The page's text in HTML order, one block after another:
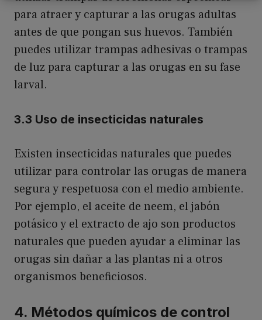
para atraer y capturar a las orugas adultas
antes de que pongan sus huevos. También
puedes utilizar trampas adhesivas o trampas
de luz para capturar a las orugas en su fase
larval.
3.3 Uso de insecticidas naturales
Existen insecticidas naturales que puedes
utilizar para controlar las orugas de manera
segura y respetuosa con el medio ambiente.
Por ejemplo, el aceite de neem, el jabón
potásico y el extracto de ajo son productos
naturales que pueden ayudar a eliminar las
orugas sin dañar a las plantas ni a otros
organismos beneficiosos.
4. Métodos químicos de control